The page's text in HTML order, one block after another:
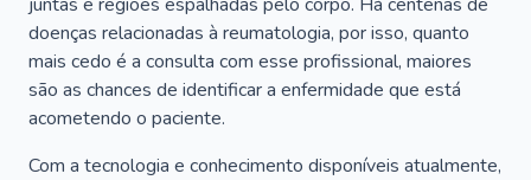
doenças relacionadas à reumatologia, por isso, quanto
mais cedo é a consulta com esse profissional, maiores
são as chances de identificar a enfermidade que está
acometendo o paciente.
Com a tecnologia e conhecimento disponíveis atualmente,